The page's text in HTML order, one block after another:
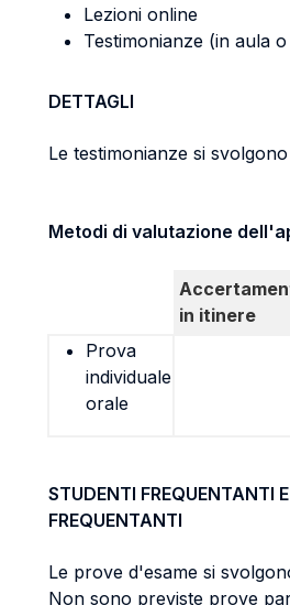
Lezioni online
Testimonianze (in aula
DETTAGLI
Le testimonianze si
Metodi di valutazione
in itinere
Prova
individuale
orale
STUDENTI FREQUENTANTI
FREQUENTANTI
Le prove d'esame si
Non sono previste prove